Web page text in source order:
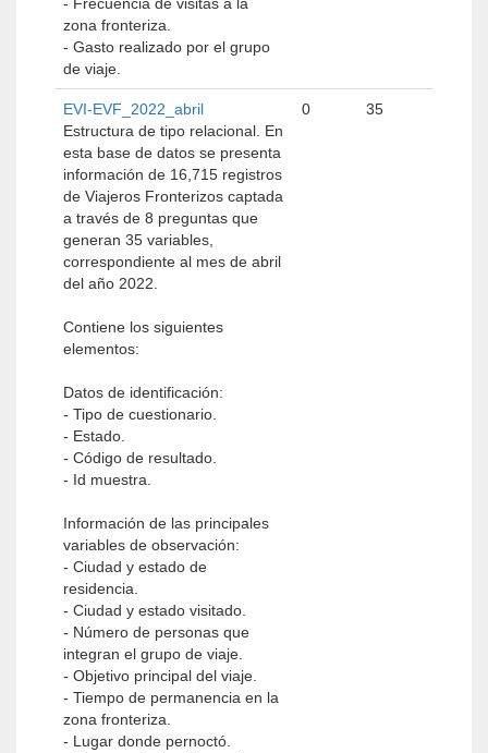
zona fronteriza.
- Gasto realizado por el grupo
de viaje.
EVI-EVF_2022_abril
Estructura de tipo relacional. En
esta base de datos se presenta
información de 16,715 registros
de Viajeros Fronterizos captada
a través de 8 preguntas que
generan 35 variables,
correspondiente al mes de abril
del año 2022.
Contiene los siguientes
elementos:
Datos de identificación:
- Tipo de cuestionario.
- Estado.
- Código de resultado.
- Id muestra.
Información de las principales
variables de observación:
- Ciudad y estado de
residencia.
- Ciudad y estado visitado.
- Número de personas que
integran el grupo de viaje.
- Objetivo principal del viaje.
- Tiempo de permanencia en la
zona fronteriza.
- Lugar donde pernoctó.
0 35